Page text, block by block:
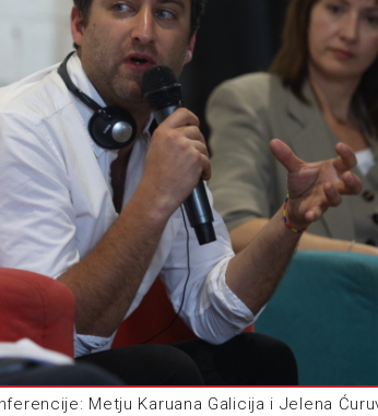
Metju Karuana Galicija i Jelena